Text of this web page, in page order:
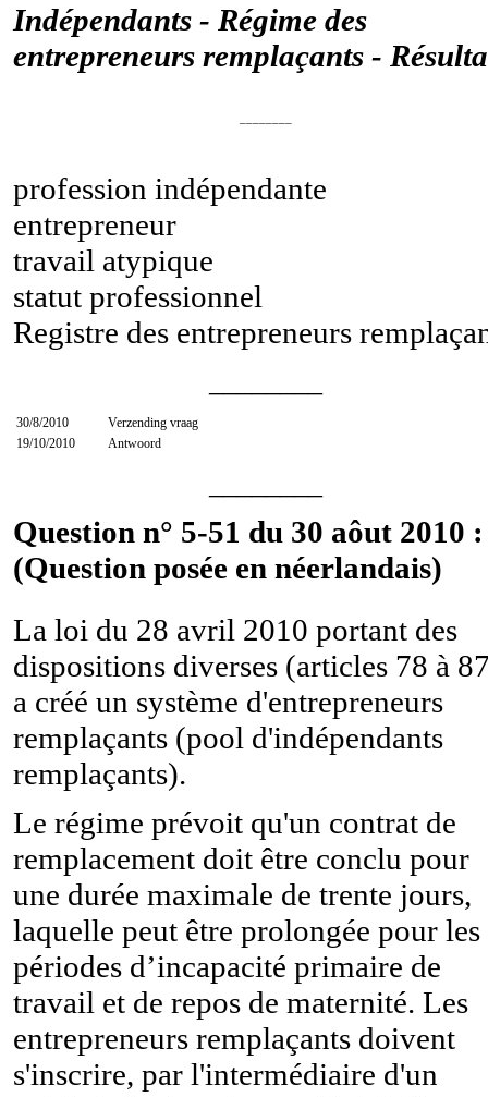
Indépendants - Régime des
entrepreneurs remplaçants -
profession indépendante
entrepreneur
travail atypique
statut professionnel
Registre des entrepreneurs
30/8/2010
Verzending vraag
19/10/2010
Antwoord
Question n° 5-51 du 30 aôut 2010 :
(Question posée en néerlandais)
La loi du 28 avril 2010 portant des
dispositions diverses (articles 78 à
a créé un système d'entrepreneurs
remplaçants (pool d'indépendants
remplaçants).
Le régime prévoit qu'un contrat de
remplacement doit être conclu pour
une durée maximale de trente jours,
laquelle peut être prolongée pour les
périodes d’incapacité primaire de
travail et de repos de maternité. Les
entrepreneurs remplaçants doivent
s'inscrire, par l'intermédiaire d'un